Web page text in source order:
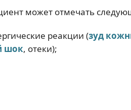
может отмечать
реакции (зуд
шок, отеки);